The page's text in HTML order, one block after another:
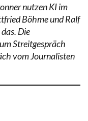
nutzen KI im
Böhme und Ralf
Die
Streitgespräch
vom Journalisten